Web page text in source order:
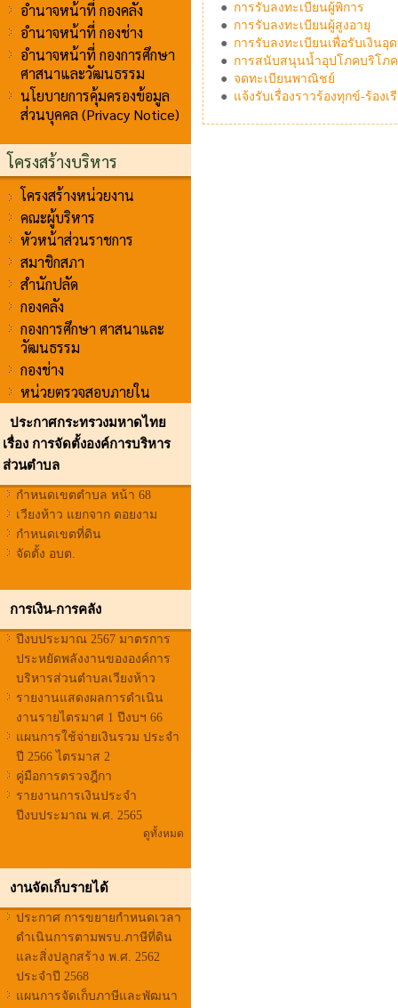
อำนาจหน้าที่ กองคลัง
อำนาจหน้าที่ กองช่าง
อำนาจหน้าที่ กองการศึกษา
ศาสนาและวัฒนธรรม
นโยบายการคุ้มครองข้อมูล
ส่วนบุคคล (Privacy Notice)
โครงสร้างบริหาร
โครงสร้างหน่วยงาน
คณะผู้บริหาร
หัวหน้าส่วนราชการ
สมาชิกสภา
สำนักปลัด
กองคลัง
กองการศึกษา ศาสนาและ
วัฒนธรรม
กองช่าง
หน่วยตรวจสอบภายใน
ประกาศกระทรวงมหาดไทย
เรื่อง การจัดตั้งองค์การบริหาร
ส่วนตำบล
กำหนดเขตตำบล หน้า 68
เวียงห้าว แยกจาก ดอยงาม
กำหนดเขตที่ดิน
จัดตั้ง อบต.
การเงิน-การคลัง
ปีงบประมาณ 2567 มาตรการ
ประหยัดพลังงานขององค์การ
บริหารส่วนตำบลเวียงห้าว
รายงานแสดงผลการดำเนิน
งานรายไตรมาศ 1 ปีงบฯ 66
แผนการใช้จ่ายเงินรวม ประจำ
ปี 2566 ไตรมาส 2
คู่มือการตรวจฎีกา
รายงานการเงินประจำ
ปีงบประมาณ พ.ศ. 2565
ดูทั้งหมด
งานจัดเก็บรายได้
ประกาศ การขยายกำหนดเวลา
ดำเนินการตามพรบ.ภาษีที่ดิน
และสิ่งปลูกสร้าง พ.ศ. 2562
ประจำปี 2568
แผนการจัดเก็บภาษีและพัฒนา
● การรับลงทะเบียนผู้พิการ
● การรับลงทะเบียนผู้สูงอายุ
● การรับลงทะเบียนเพื่อรับเงินอุ
● การสนับสนุนน้ำอุปโภคบริโภค
● จดทะเบียนพาณิชย์
● แจ้งรับเรื่องราวร้องทุกข์-ร้องเ